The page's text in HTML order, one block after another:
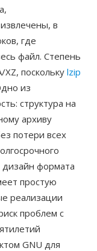
в
где
файл. Степень
поскольку lzip
из
структура на
архиву
потери всех
формата
простую
реализации
проблем с
GNU для